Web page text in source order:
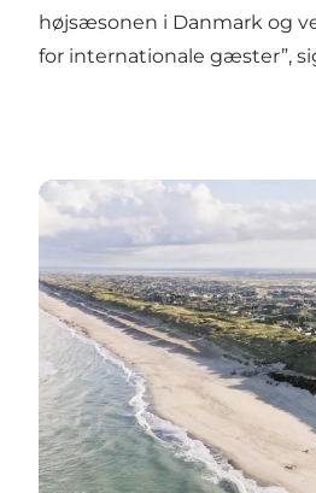
højsæsonen i Danmark og
for internationale gæster”,